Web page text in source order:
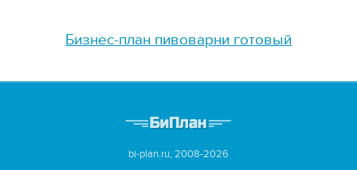
Бизнес-план пивоварни готовый
bi-plan.ru, 2008-2026